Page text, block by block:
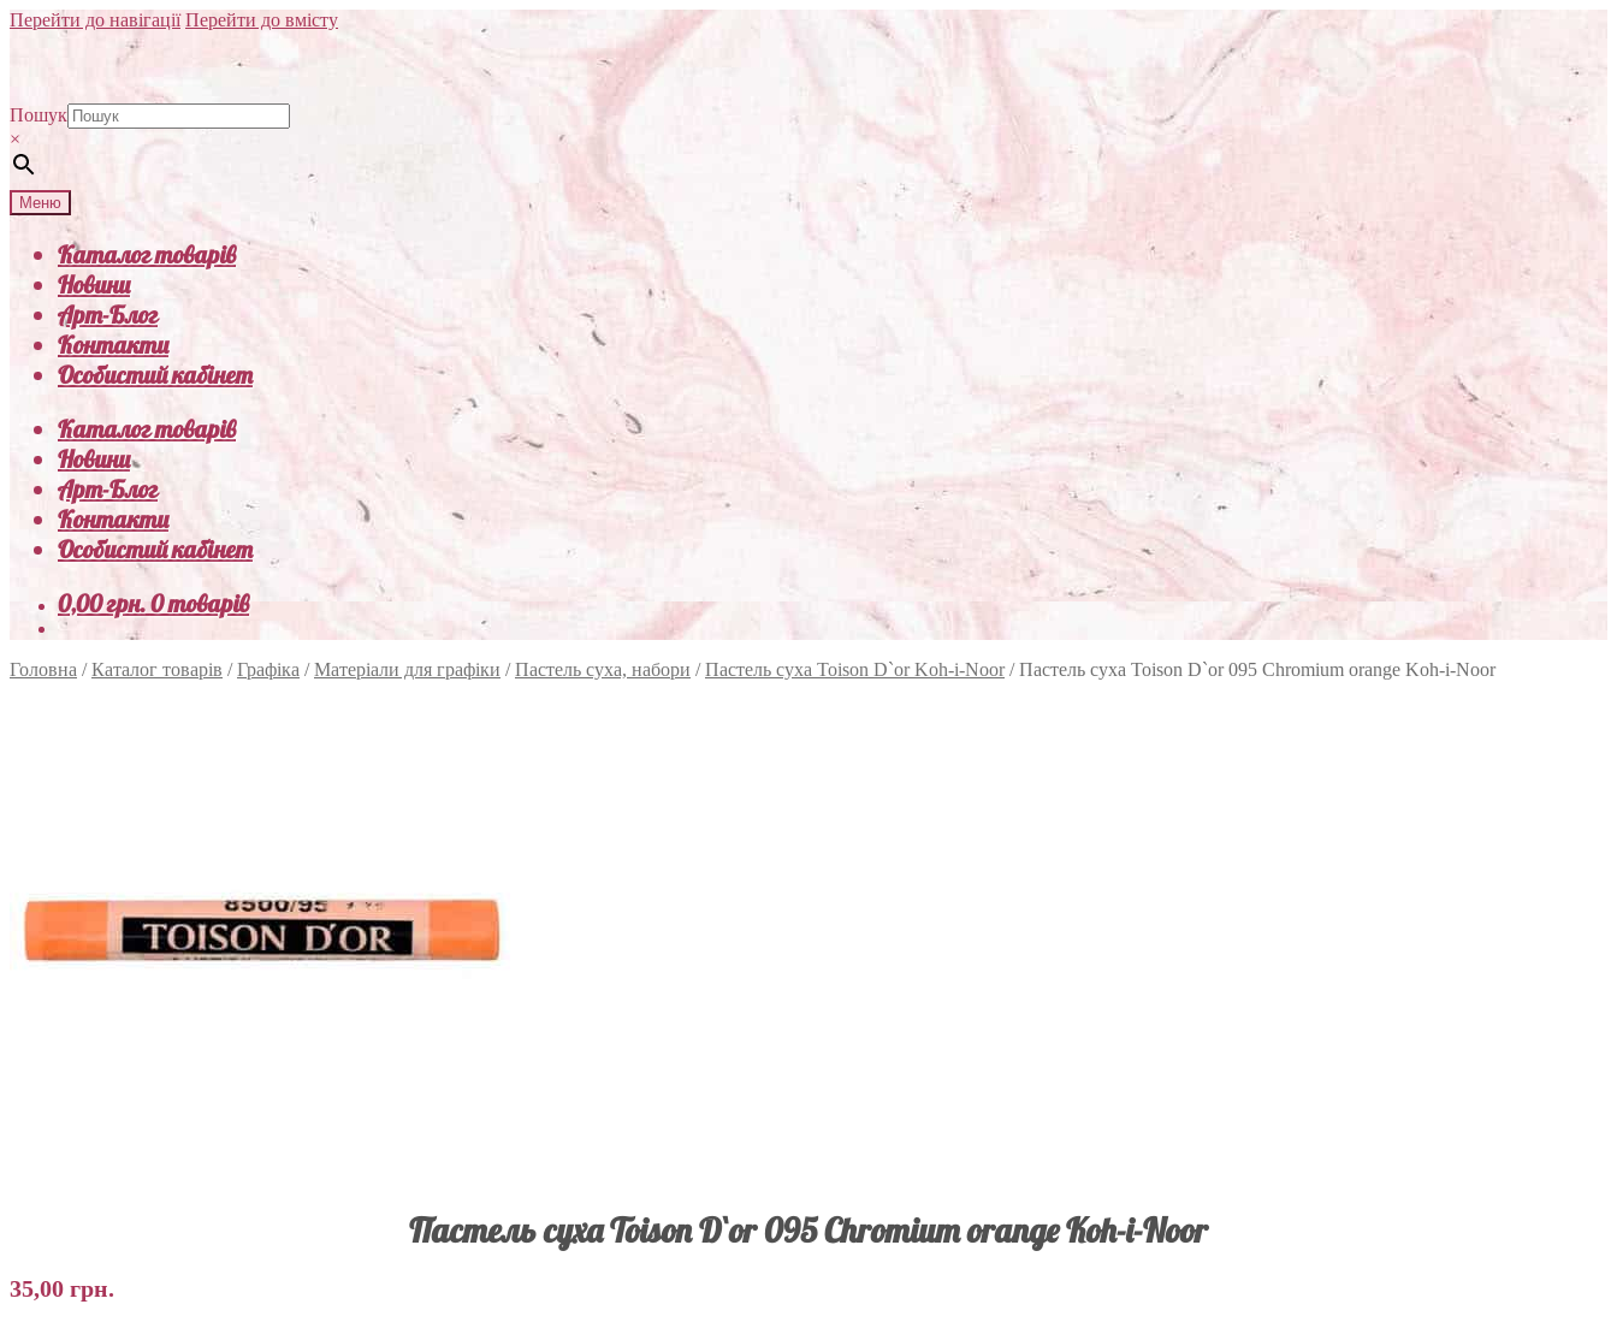
Перейти до навігації Перейти до вмісту
Пошук
×
Меню
Каталог товарів
Новини
Арт-Блог
Контакти
Особистий кабінет
Каталог товарів
Новини
Арт-Блог
Контакти
Особистий кабінет
0,00грн.0 товарів
Головна /Каталог товарів /Графіка /Матеріали для графіки /Пастель суха, набори /Пастель суха Toison D`or Koh-i-Noor/Пастель суха Toison D`or 095 Chromium orange Koh-i-Noor
Пастель суха Toison D`or 095 Chromium orange Koh-i-Noor
35,00 грн.